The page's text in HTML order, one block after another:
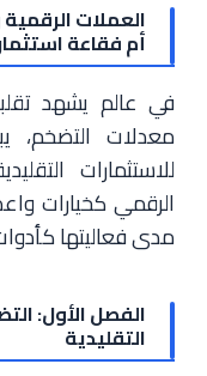
العملات
أم فقاعة
في عالم يشهد
معدلات التضخم،
للاستثمارات
الرقمي كخيارات
مدى فعاليتها
الفصل الأول:
التقليدية